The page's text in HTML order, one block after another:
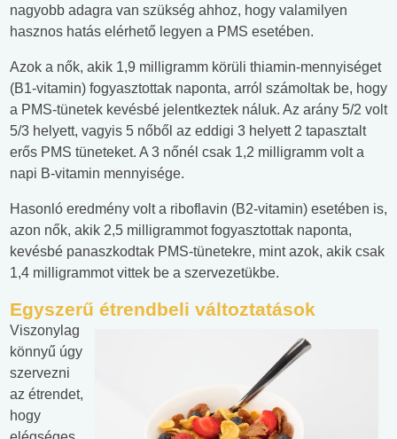
nagyobb adagra van szükség ahhoz, hogy valamilyen
hasznos hatás elérhető legyen a PMS esetében.
Azok a nők, akik 1,9 milligramm körüli thiamin-mennyiséget
(B1-vitamin) fogyasztottak naponta, arról számoltak be, hogy
a PMS-tünetek kevésbé jelentkeztek náluk. Az arány 5/2 volt
5/3 helyett, vagyis 5 nőből az eddigi 3 helyett 2 tapasztalt
erős PMS tüneteket. A 3 nőnél csak 1,2 milligramm volt a
napi B-vitamin mennyisége.
Hasonló eredmény volt a riboflavin (B2-vitamin) esetében is,
azon nők, akik 2,5 milligrammot fogyasztottak naponta,
kevésbé panaszkodtak PMS-tünetekre, mint azok, akik csak
1,4 milligrammot vittek be a szervezetükbe.
Egyszerű étrendbeli változtatások
Viszonylag
könnyű úgy
szervezni
az étrendet,
hogy